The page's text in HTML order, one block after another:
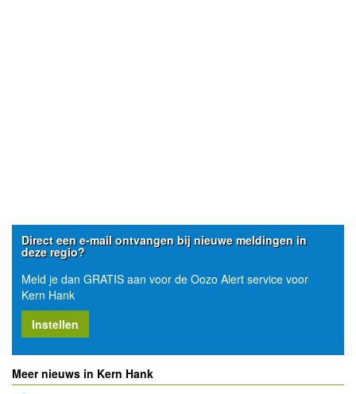
Direct een e-mail ontvangen bij nieuwe meldingen in
deze regio?
Meld je dan GRATIS aan voor de Oozo Alert service voor
Kern Hank
Instellen
Meer nieuws in Kern Hank